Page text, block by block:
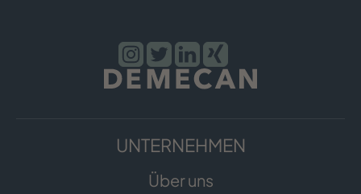
UNTERNEHMEN
Über uns